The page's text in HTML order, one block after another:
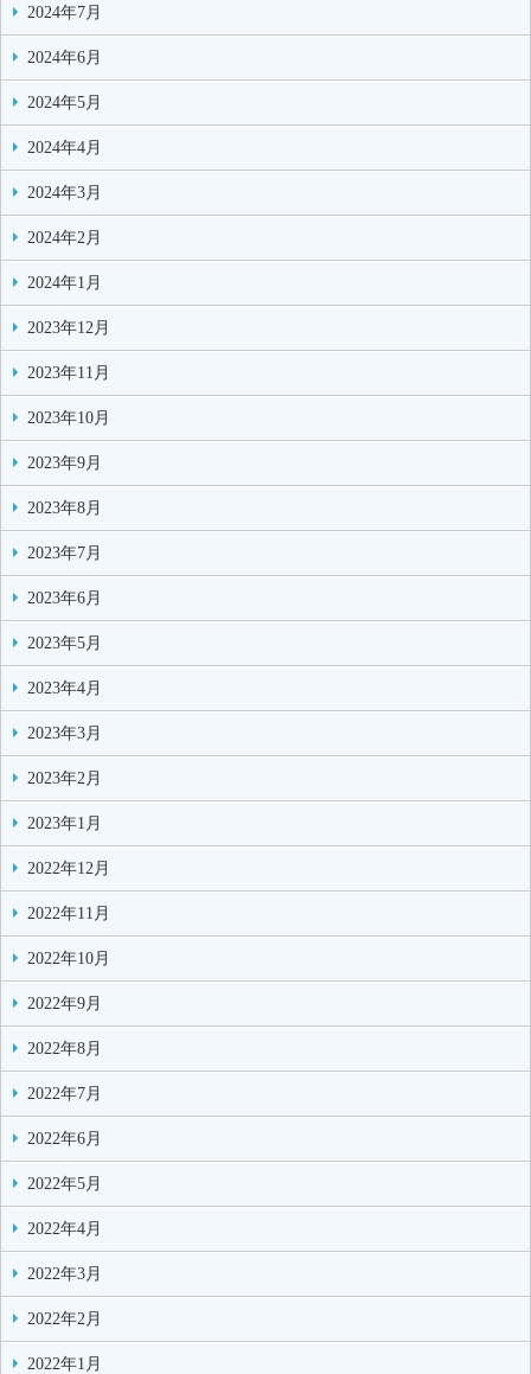
2024年7月
2024年6月
2024年5月
2024年4月
2024年3月
2024年2月
2024年1月
2023年12月
2023年11月
2023年10月
2023年9月
2023年8月
2023年7月
2023年6月
2023年5月
2023年4月
2023年3月
2023年2月
2023年1月
2022年12月
2022年11月
2022年10月
2022年9月
2022年8月
2022年7月
2022年6月
2022年5月
2022年4月
2022年3月
2022年2月
2022年1月